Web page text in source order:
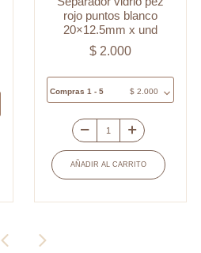
rojo puntos blanco
20×12.5mm x und
$ 2.000
Compras 1 - 5 $2.000
Separador
vidrio
pez
rojo
AÑADIR AL CARRITO